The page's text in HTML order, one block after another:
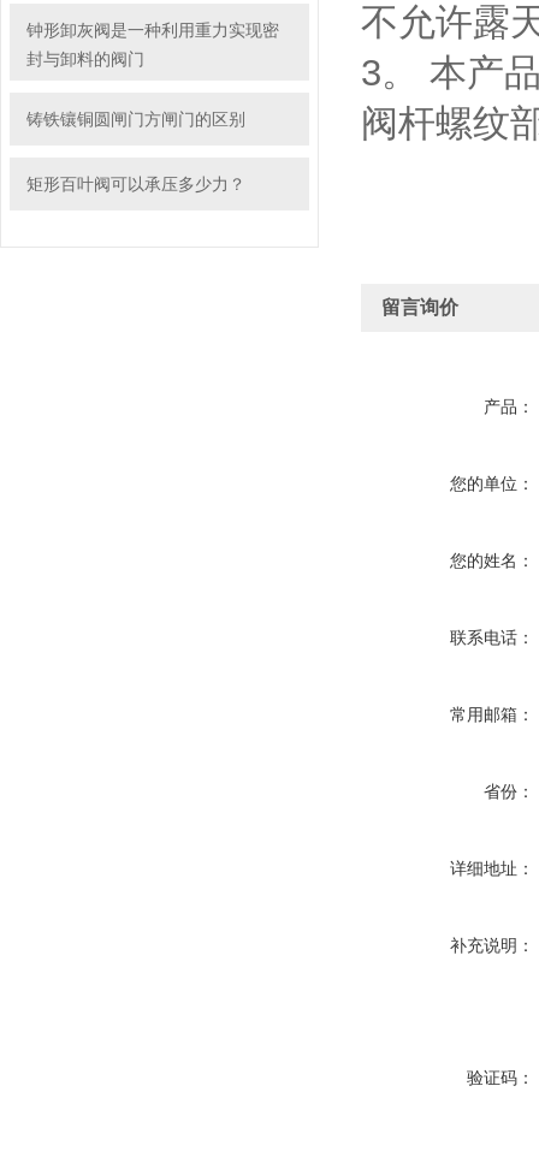
钟形卸灰阀是一种利用重力实现密
封与卸料的阀门
铸铁镶铜圆闸门方闸门的区别
矩形百叶阀可以承压多少力？
不允许露
3。 本产
阀杆螺纹
留言询价
产品：
您的单位：
您的姓名：
联系电话：
常用邮箱：
省份：
详细地址：
补充说明：
验证码：